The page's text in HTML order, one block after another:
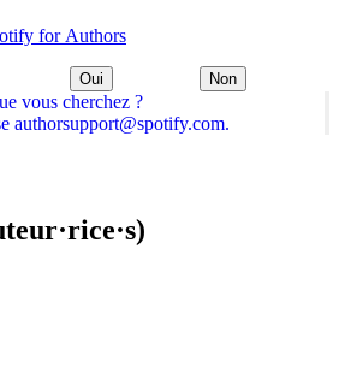
vous cherchez ?
authorsupport@spotify.com.
for Authors
Oui Non